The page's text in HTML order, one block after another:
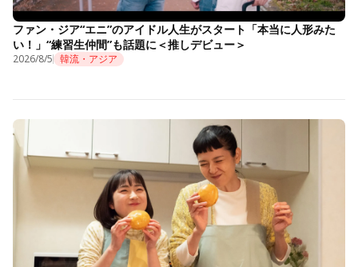
ファン・ジア“エニ”のアイドル人生がスタート「本当に人形みた
い！」“練習生仲間”も話題に＜推しデビュー＞
2026/8/5 韓流・アジア